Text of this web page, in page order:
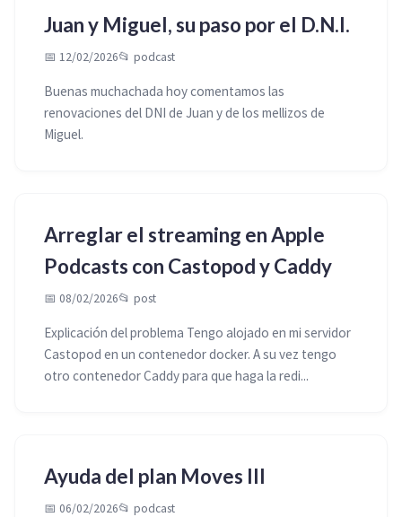
Juan y Miguel, su paso por el D.N.I.
📅 12/02/2026📂 podcast
Buenas muchachada hoy comentamos las
renovaciones del DNI de Juan y de los mellizos de
Miguel.
Arreglar el streaming en Apple
Podcasts con Castopod y Caddy
📅 08/02/2026📂 post
Explicación del problema Tengo alojado en mi servidor
Castopod en un contenedor docker. A su vez tengo
otro contenedor Caddy para que haga la redi...
Ayuda del plan Moves III
📅 06/02/2026📂 podcast